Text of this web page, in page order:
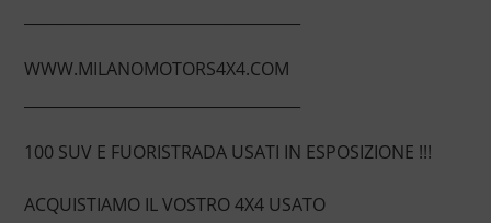
WWW.MILANOMOTORS4X4.COM
100 SUV E FUORISTRADA USATI IN ESPOSIZIONE !!!
ACQUISTIAMO IL VOSTRO 4X4 USATO